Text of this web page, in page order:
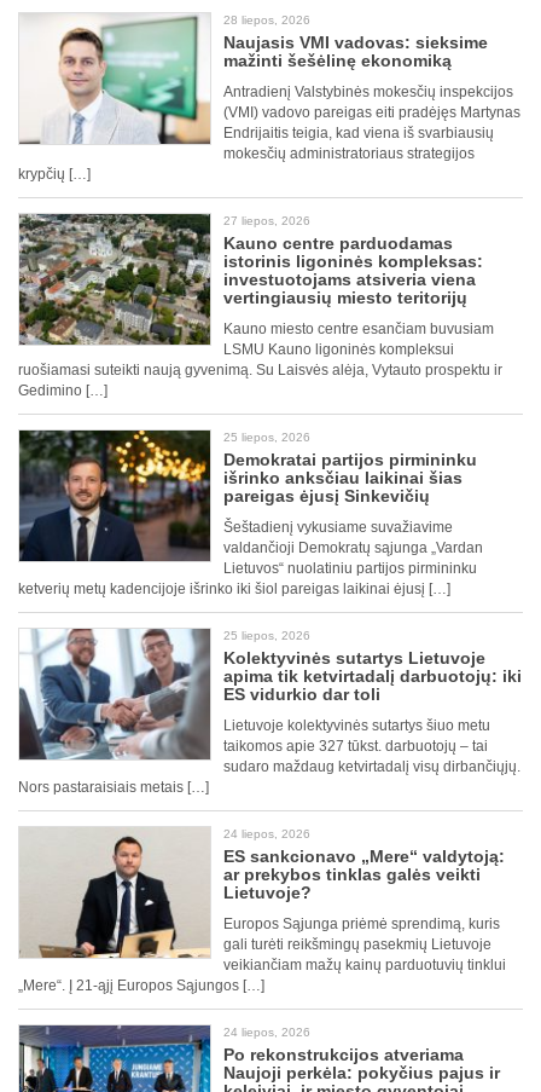
28 liepos, 2026
Naujasis VMI vadovas: sieksime
mažinti šešėlinę ekonomiką
Antradienį Valstybinės mokesčių inspekcijos
(VMI) vadovo pareigas eiti pradėjęs Martynas
Endrijaitis teigia, kad viena iš svarbiausių
mokesčių administratoriaus strategijos
krypčių […]
27 liepos, 2026
Kauno centre parduodamas
istorinis ligoninės kompleksas:
investuotojams atsiveria viena
vertingiausių miesto teritorijų
Kauno miesto centre esančiam buvusiam
LSMU Kauno ligoninės kompleksui
ruošiamasi suteikti naują gyvenimą. Su Laisvės alėja, Vytauto prospektu ir
Gedimino […]
25 liepos, 2026
Demokratai partijos pirmininku
išrinko anksčiau laikinai šias
pareigas ėjusį Sinkevičių
Šeštadienį vykusiame suvažiavime
valdančioji Demokratų sąjunga „Vardan
Lietuvos“ nuolatiniu partijos pirmininku
ketverių metų kadencijoje išrinko iki šiol pareigas laikinai ėjusį […]
25 liepos, 2026
Kolektyvinės sutartys Lietuvoje
apima tik ketvirtadalį darbuotojų: iki
ES vidurkio dar toli
Lietuvoje kolektyvinės sutartys šiuo metu
taikomos apie 327 tūkst. darbuotojų – tai
sudaro maždaug ketvirtadalį visų dirbančiųjų.
Nors pastaraisiais metais […]
24 liepos, 2026
ES sankcionavo „Mere“ valdytoją:
ar prekybos tinklas galės veikti
Lietuvoje?
Europos Sąjunga priėmė sprendimą, kuris
gali turėti reikšmingų pasekmių Lietuvoje
veikiančiam mažų kainų parduotuvių tinklui
„Mere“. Į 21-ąjį Europos Sąjungos […]
24 liepos, 2026
Po rekonstrukcijos atveriama
Naujoji perkėla: pokyčius pajus ir